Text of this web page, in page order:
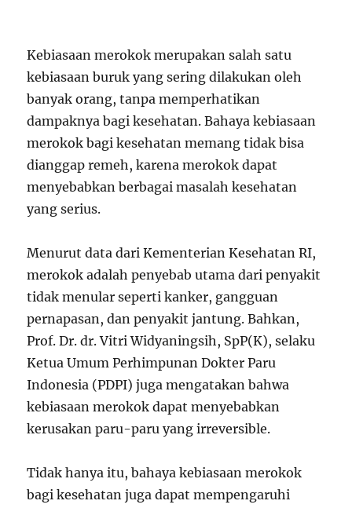
Kebiasaan merokok merupakan salah satu
kebiasaan buruk yang sering dilakukan oleh
banyak orang, tanpa memperhatikan
dampaknya bagi kesehatan. Bahaya kebiasaan
merokok bagi kesehatan memang tidak bisa
dianggap remeh, karena merokok dapat
menyebabkan berbagai masalah kesehatan
yang serius.
Menurut data dari Kementerian Kesehatan RI,
merokok adalah penyebab utama dari penyakit
tidak menular seperti kanker, gangguan
pernapasan, dan penyakit jantung. Bahkan,
Prof. Dr. dr. Vitri Widyaningsih, SpP(K), selaku
Ketua Umum Perhimpunan Dokter Paru
Indonesia (PDPI) juga mengatakan bahwa
kebiasaan merokok dapat menyebabkan
kerusakan paru-paru yang irreversible.
Tidak hanya itu, bahaya kebiasaan merokok
bagi kesehatan juga dapat mempengaruhi